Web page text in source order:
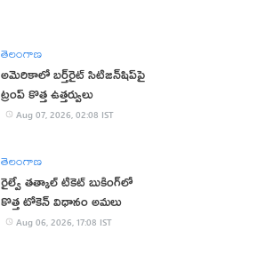
తెలంగాణ
అమెరికాలో బర్త్‌రైట్ సిటిజన్‌షిప్‌పై
ట్రంప్ కొత్త ఉత్తర్వులు
Aug 07, 2026, 02:08 IST
తెలంగాణ
రైల్వే తత్కాల్ టికెట్ బుకింగ్‌లో
కొత్త టోకెన్ విధానం అమలు
Aug 06, 2026, 17:08 IST